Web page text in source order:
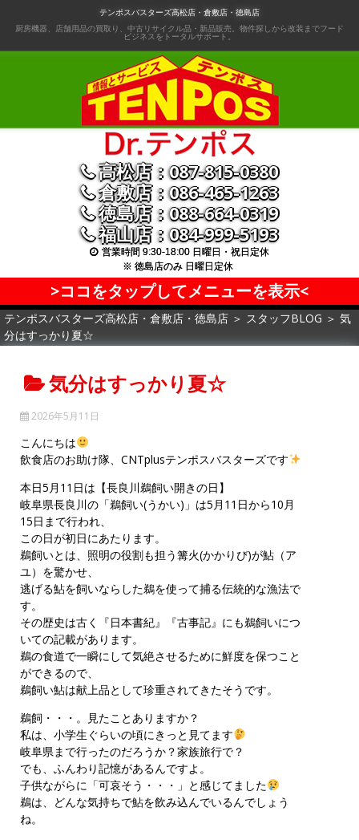
動
テンポスバスターズ高松店・倉敷店・徳島店
厨房機器、店舗用品の買取り、中古リサイクル品・新品販売。物件探しから改装までフード
ビジネスをトータルサポート。
高松店：087-815-0380
倉敷店：086-465-1263
徳島店：088-664-0319
福山店：084-999-5193
営業時間 9:30-18:00 日曜日・祝日定休
※ 徳島店のみ 日曜日定休
>ココをタップしてメニューを表示<
テンポスバスターズ高松店・倉敷店・徳島店 ＞ スタッフBLOG ＞ 気
分はすっかり夏☆
気分はすっかり夏☆
2026年5月11日
こんにちは
飲食店のお助け隊、CNTplusテンポスバスターズです
本日5月11日は【長良川鵜飼い開きの日】
岐阜県長良川の「鵜飼い(うかい)」は5月11日から10月
15日まで行われ、
この日が初日にあたります。
鵜飼いとは、照明の役割も担う篝火(かかりび)が鮎（ア
ユ）を驚かせ、
逃げる鮎を飼いならした鵜を使って捕る伝統的な漁法で
す。
その歴史は古く『日本書紀』『古事記』にも鵜飼いにつ
いての記載があります。
鵜の食道で一瞬にして気絶させるために鮮度を保つこと
ができるので、
鵜飼い鮎は献上品として珍重されてきたそうです。
鵜飼・・・。見たことありますか？
私は、小学生ぐらいの頃にきっと見てます
岐阜県まで行ったのだろうか？家族旅行で？
でも、ふんわり記憶があるんですよ。
子供ながらに「可哀そう・・・」と感じてました
鵜は、どんな気持ちで鮎を飲み込んでいるんでしょう
ね。